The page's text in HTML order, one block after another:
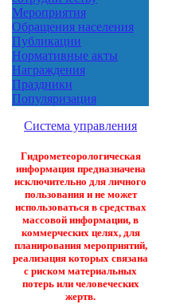
Мероприятия
Обращения населения
Публикации
Нормативные акты
Награждения
Праздники
Популяризация
Система управления
Гидрометеорологическая
информация предназначена
исключительно для личного
пользования и не может
использоваться в средствах
массовой информации, в
коммерческих целях, для
планирования мероприятий,
реализация которых связана
с риском материальных
потерь или человеческих
жертв.